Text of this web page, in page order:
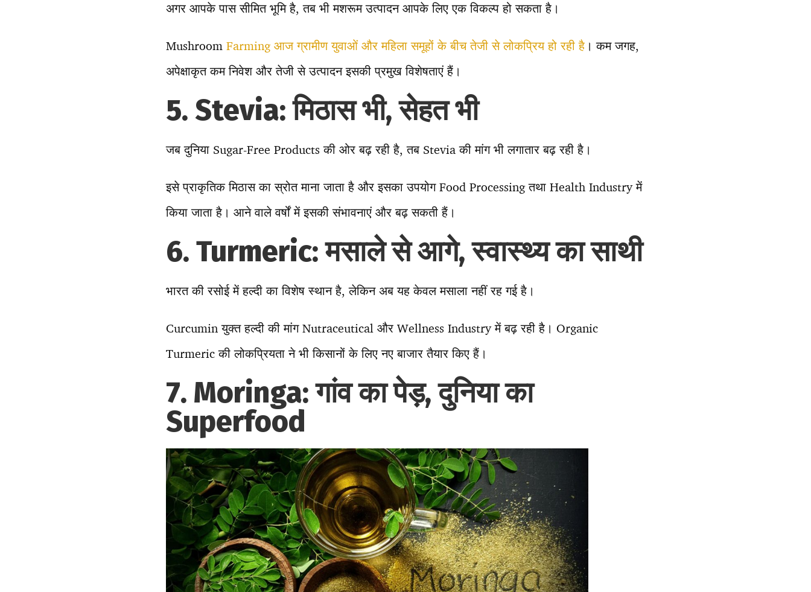
अगर आपके पास सीमित भूमि है, तब भी मशरूम उत्पादन आपके लिए एक विकल्प हो सकता है।
Mushroom Farming आज ग्रामीण युवाओं और महिला समूहों के बीच तेजी से लोकप्रिय हो रही है। कम जगह,
अपेक्षाकृत कम निवेश और तेजी से उत्पादन इसकी प्रमुख विशेषताएं हैं।
5. Stevia: मिठास भी, सेहत भी
जब दुनिया Sugar-Free Products की ओर बढ़ रही है, तब Stevia की मांग भी लगातार बढ़ रही है।
इसे प्राकृतिक मिठास का स्रोत माना जाता है और इसका उपयोग Food Processing तथा Health Industry में
किया जाता है। आने वाले वर्षों में इसकी संभावनाएं और बढ़ सकती हैं।
6. Turmeric: मसाले से आगे, स्वास्थ्य का साथी
भारत की रसोई में हल्दी का विशेष स्थान है, लेकिन अब यह केवल मसाला नहीं रह गई है।
Curcumin युक्त हल्दी की मांग Nutraceutical और Wellness Industry में बढ़ रही है। Organic
Turmeric की लोकप्रियता ने भी किसानों के लिए नए बाजार तैयार किए हैं।
7. Moringa: गांव का पेड़, दुनिया का
Superfood